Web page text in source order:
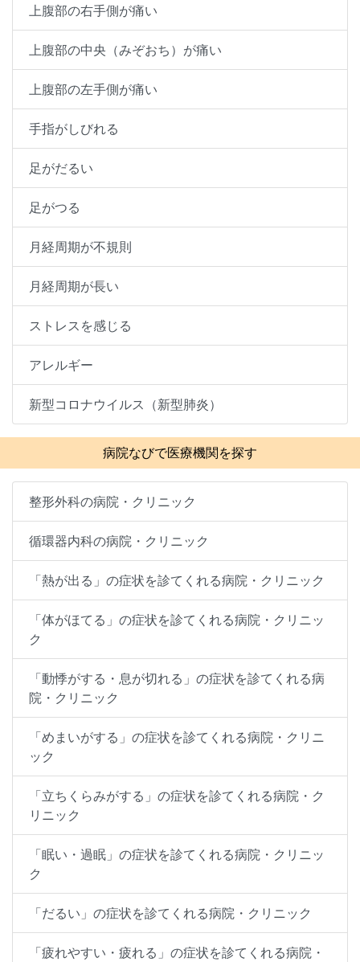
上腹部の右手側が痛い
上腹部の中央（みぞおち）が痛い
上腹部の左手側が痛い
手指がしびれる
足がだるい
足がつる
月経周期が不規則
月経周期が長い
ストレスを感じる
アレルギー
新型コロナウイルス（新型肺炎）
病院なびで医療機関を探す
整形外科の病院・クリニック
循環器内科の病院・クリニック
「熱が出る」の症状を診てくれる病院・クリニック
「体がほてる」の症状を診てくれる病院・クリニッ
ク
「動悸がする・息が切れる」の症状を診てくれる病
院・クリニック
「めまいがする」の症状を診てくれる病院・クリニ
ック
「立ちくらみがする」の症状を診てくれる病院・ク
リニック
「眠い・過眠」の症状を診てくれる病院・クリニッ
ク
「だるい」の症状を診てくれる病院・クリニック
「疲れやすい・疲れる」の症状を診てくれる病院・